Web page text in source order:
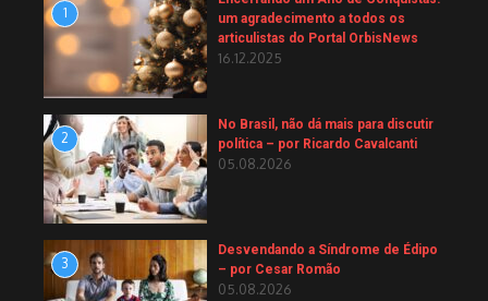
1
um agradecimento a todos os
articulistas do Portal OrbisNews
16.12.2025
2
No Brasil, não dá mais para discutir
política – por Ricardo Cavalcanti
05.08.2026
3
Desvendando a Síndrome de Édipo
– por Cesar Romão
05.08.2026